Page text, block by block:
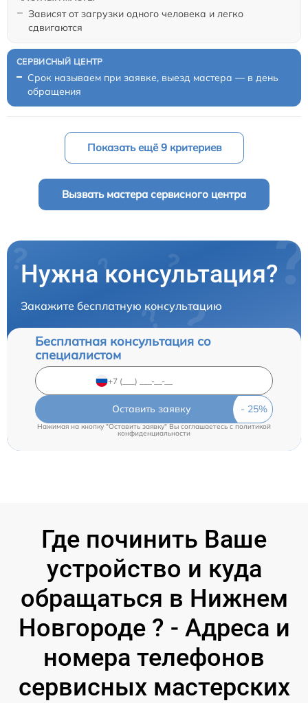
Зависят от загрузки одного человека и легко
сдвигаются
Срок называем при заявке, выезд мастера — в день
обращения
Показать ещё 9 критериев
Вызвать мастера сервисного центра
Нужна консультация?
Закажите бесплатную консультацию
Бесплатная консультация со
специалистом
Оставить заявку
Нажимая на кнопку "Оставить заявку" Вы соглашаетесь c политикой
конфиденциальности
Где починить Ваше
устройство и куда
обращаться в Нижнем
Новгороде ? - Адреса и
номера телефонов
сервисных мастерских